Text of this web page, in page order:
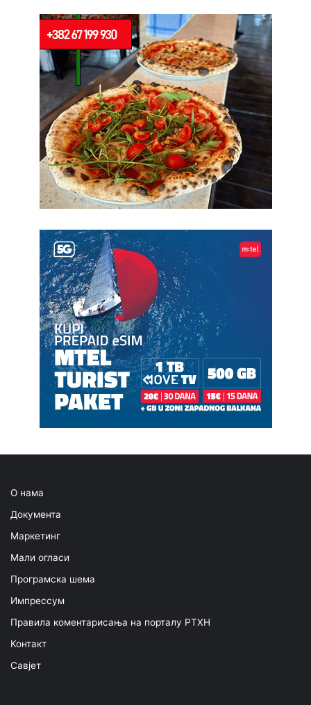
О нама
Документа
Маркетинг
Мали огласи
Програмска шема
Импрессум
Правила коментарисања на порталу РТХН
Контакт
Савјет